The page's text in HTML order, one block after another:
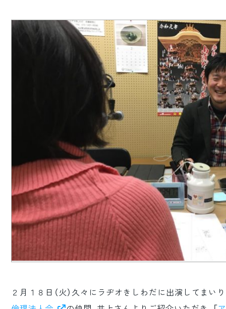
ロゴマーク制作
２月１８日（火）久々にラヂオきしわだに出演してまい